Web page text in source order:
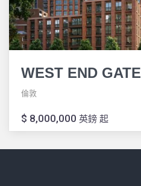
WEST END GATE
倫敦
$ 8,000,000 英鎊 起